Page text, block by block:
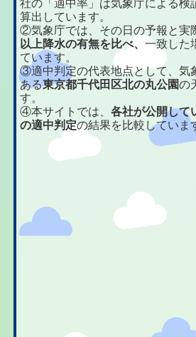
社の「適中率」は気象庁による検
算出しています。
②気象庁では、その日の予報と実
以上降水の有無を比べ、一致した
ています。
③適中判定の代表地点として、気
ある東京都千代田区北の丸公園の
す。
④本サイトでは、各社が公開して
の適中判定の結果を比較していま